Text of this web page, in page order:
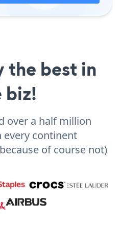
the best in
biz!
over a half million
every continent
of course not)